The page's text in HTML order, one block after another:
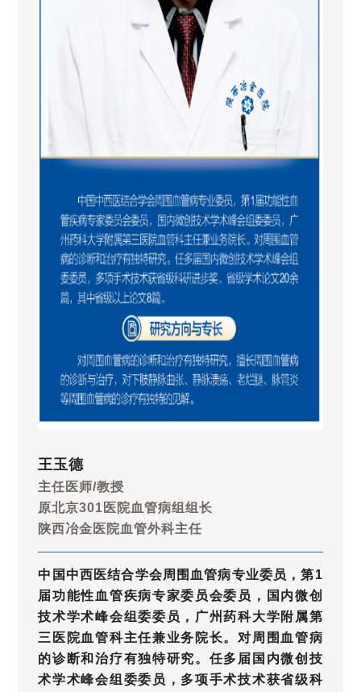
王玉德
主任医师/教授
原北京301医院血管病组组长
陕西冶金医院血管外科主任
中国中西医结合学会周围血管病专业委员，第1
届功能性血管疾病专家委员会委员，国内微创
技术学术峰会组委委员，广州药科大学附属第
三医院血管科主任兼业务院长。对周围血管病
的诊断和治疗有独特研究。任多届国内微创技
术学术峰会组委委员，多项手术技术获省级科